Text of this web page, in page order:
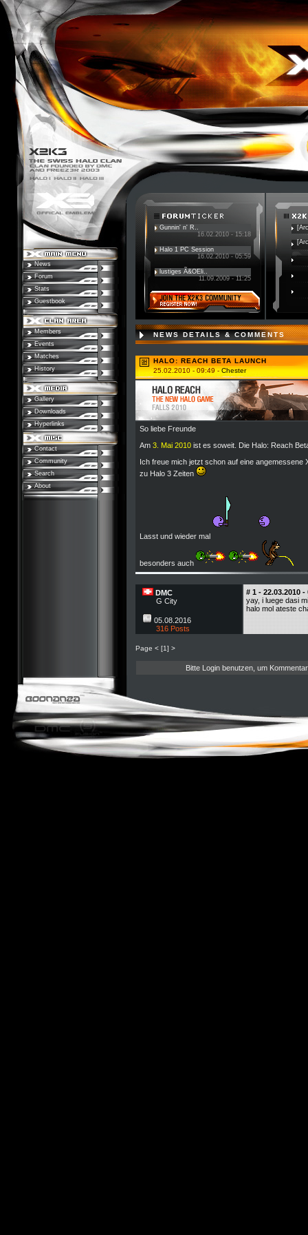
News
Forum
Stats
Guestbook
Members
Events
Matches
History
Gallery
Downloads
Hyperlinks
Contact
Community
Search
About
Gunnin' n' R..
16.02.2010 - 15:18
Halo 1 PC Session
16.02.2010 - 05:59
lustiges Ã&OEli..
11.09.2009 - 11:25
NEWS DETAILS & COMMENTS
HALO: REACH BETA LAUNCH
25.02.2010 - 09:49 -Chester
So liebe Freunde
Am 3. Mai 2010 ist es soweit. Die Halo: Reach
Ich freue mich jetzt schon auf eine angemessene
zu Halo 3 Zeiten
Lasst und wieder mal
besonders auch
DMC
G City
05.08.2016
316 Posts
# 1 - 22.03.2010 -
yay, i luege dasi
halo mol ateste
Page < [1] >
Bitte Login benutzen, um